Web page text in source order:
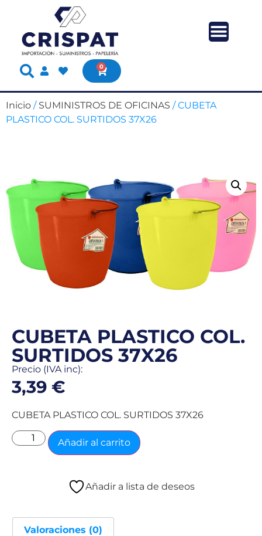
0
Inicio / SUMINISTROS DE OFICINAS / CUBETA
PLASTICO COL. SURTIDOS 37X26
CUBETA PLASTICO COL.
SURTIDOS 37X26
Precio (IVA inc):
3,39 €
CUBETA PLASTICO COL. SURTIDOS 37X26
Añadir al carrito
Añadir a lista de deseos
Valoraciones (0)